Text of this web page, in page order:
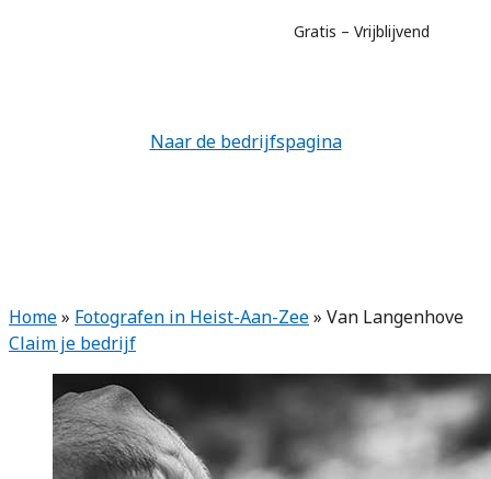
Gratis – Vrijblijvend
Naar de bedrijfspagina
Home» Fotografen in Heist-Aan-Zee» Van Langenhove
Claim je bedrijf